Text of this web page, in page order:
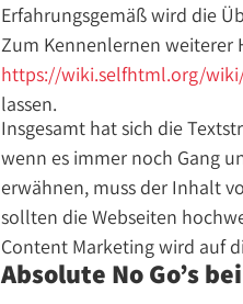
Erfahrungsgemäß wird die
Zum Kennenlernen weiterer
https://wiki.selfhtml.org/wiki/
lassen.
Insgesamt hat sich die
wenn es immer noch Gang
erwähnen, muss der Inhalt
sollten die Webseiten
Content Marketing wird auf
Absolute No Go’s